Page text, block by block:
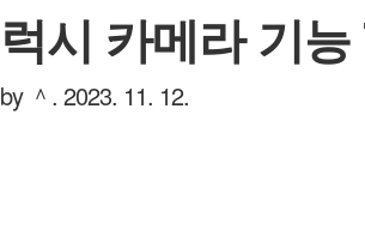
럭시 카메라 기능
by ＾. 2023. 11. 12.